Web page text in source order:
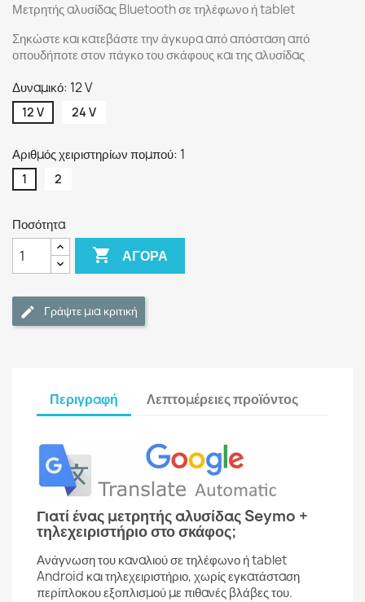
Μετρητής αλυσίδας Bluetooth σε τηλέφωνο ή tablet
Σηκώστε και κατεβάστε την άγκυρα από απόσταση από
οπουδήποτε στον πάγκο του σκάφους και της αλυσίδας
Δυναμικό: 12 V
12 V 24 V
Αριθμός χειριστηρίων πομπού: 1
1 2
Ποσότητα
 ΑΓΟΡΆ
Γράψτε μια κριτική
Περιγραφή Λεπτομέρειες προϊόντος
Γιατί ένας μετρητής αλυσίδας Seymo +
τηλεχειριστήριο στο σκάφος;
Ανάγνωση του καναλιού σε τηλέφωνο ή tablet
Android και τηλεχειριστήριο, χωρίς εγκατάσταση
περίπλοκου εξοπλισμού με πιθανές βλάβες του.